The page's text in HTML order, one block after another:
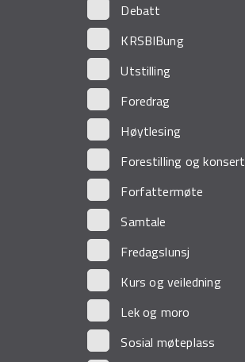
Debatt
KRSBIBung
Utstilling
Foredrag
Høytlesing
Forestilling og konsert
Forfattermøte
Samtale
Fredagslunsj
Kurs og veiledning
Lek og moro
Sosial møteplass